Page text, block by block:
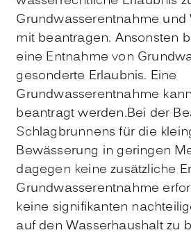
Grundwasserentnahme und
mit beantragen. Ansonsten
eine Entnahme von
gesonderte Erlaubnis. Eine
Grundwasserentnahme
beantragt werden.Bei der
Schlagbrunnens für die
Bewässerung in geringen
dagegen keine zusätzliche
Grundwasserentnahme
keine signifikanten
auf den Wasserhaushalt zu